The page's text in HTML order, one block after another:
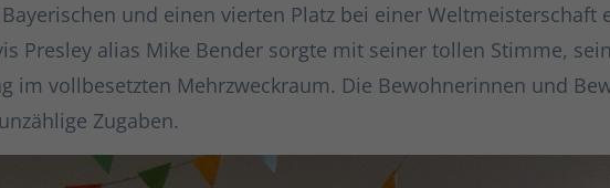
und einen vierten Platz bei einer
Presley alias Mike Bender sorgte mit seiner tollen Stimme,
im vollbesetzten Mehrzweckraum. Die Bewohnerinnen und
Zugaben.